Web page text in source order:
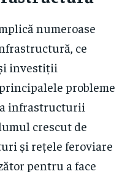
numeroase
ce
investiții
probleme
infrastructurii
crescut de
și rețele feroviare
pentru a face